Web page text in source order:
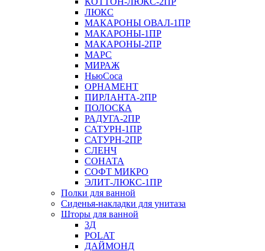
ЛЮКС
МАКАРОНЫ ОВАЛ-1ПР
МАКАРОНЫ-1ПР
МАКАРОНЫ-2ПР
МАРС
МИРАЖ
НьюСоса
ОРНАМЕНТ
ПИРЛАНТА-2ПР
ПОЛОСКА
РАДУГА-2ПР
САТУРН-1ПР
САТУРН-2ПР
СЛЕНЧ
СОНАТА
СОФТ МИКРО
ЭЛИТ-ЛЮКС-1ПР
Полки для ванной
Сиденья-накладки для унитаза
Шторы для ванной
3Д
POLAT
ДАЙМОНД